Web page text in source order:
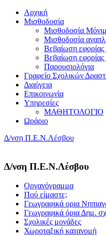
Αρχική
Μισθοδοσία
Μισθοδοσία
Μισθοδοσία
Βεβαίωση
Βεβαίωση
Παρουσιολόγια
Γραφείο Σχολικών
Διαύγεια
Επικοινωνία
Υπηρεσίες
ΜΑΘΗΤΟΛΟΓΙΟ
Ωράριο
Δ/νση Π.Ε.Ν.Λέσβου
Δ/νση Π.Ε.Ν.Λέσβου
Οργανόγραμμα
Πού είμαστε;
Γεωγραφικά ορια
Γεωγραφικά όρια Δημ.
Σχολικές μονάδες
Χωροταξική κατανομή